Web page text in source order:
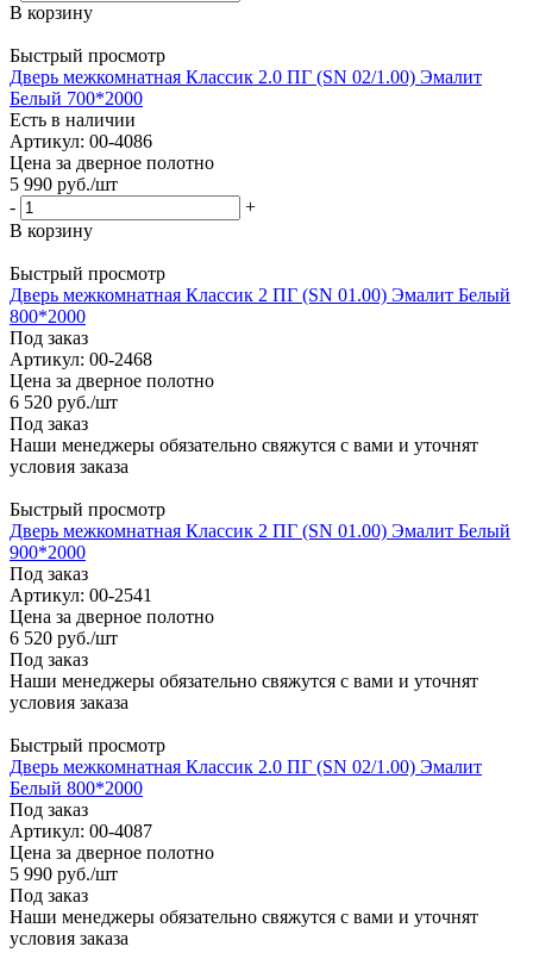
В корзину
Быстрый просмотр
Дверь межкомнатная Классик 2.0 ПГ (SN 02/1.00) Эмалит
Белый 700*2000
Есть в наличии
Артикул: 00-4086
Цена за дверное полотно
5 990 руб./шт
-
+
В корзину
Быстрый просмотр
Дверь межкомнатная Классик 2 ПГ (SN 01.00) Эмалит Белый
800*2000
Под заказ
Артикул: 00-2468
Цена за дверное полотно
6 520 руб./шт
Под заказ
Наши менеджеры обязательно свяжутся с вами и уточнят
условия заказа
Быстрый просмотр
Дверь межкомнатная Классик 2 ПГ (SN 01.00) Эмалит Белый
900*2000
Под заказ
Артикул: 00-2541
Цена за дверное полотно
6 520 руб./шт
Под заказ
Наши менеджеры обязательно свяжутся с вами и уточнят
условия заказа
Быстрый просмотр
Дверь межкомнатная Классик 2.0 ПГ (SN 02/1.00) Эмалит
Белый 800*2000
Под заказ
Артикул: 00-4087
Цена за дверное полотно
5 990 руб./шт
Под заказ
Наши менеджеры обязательно свяжутся с вами и уточнят
условия заказа